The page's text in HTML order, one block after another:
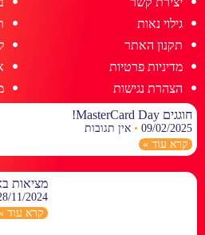
גילוי נאות
תקנון האתר
מדיניות פרטיות
הצהרת נגישות
חוגגים MasterCard Day!
09/02/2025
אין תגובות
קרא עוד »
מציאות
11/2024
קרא עוד